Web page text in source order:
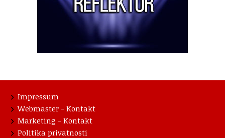
Impressum
Webmaster - Kontakt
Marketing - Kontakt
Politika privatnosti